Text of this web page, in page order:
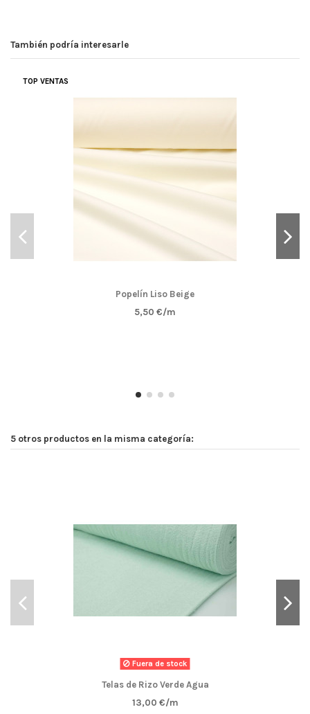
También podría interesarle
TOP VENTAS
Popelín Liso Beige
5,50 €/m
5 otros productos en la misma categoría:
Fuera de stock
Telas de Rizo Verde Agua
13,00 €/m